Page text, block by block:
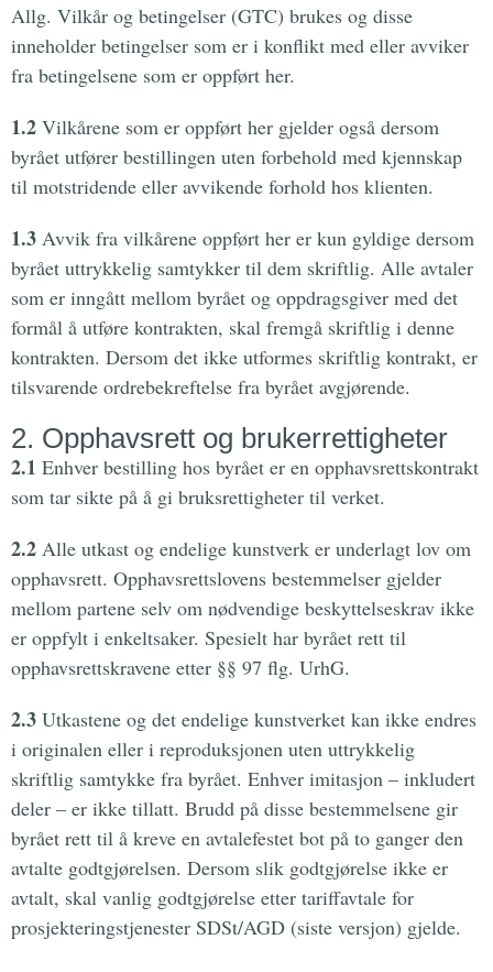
Allg. Vilkår og betingelser (GTC) brukes og disse
inneholder betingelser som er i konflikt med eller avviker
fra betingelsene som er oppført her.
1.2 Vilkårene som er oppført her gjelder også dersom
byrået utfører bestillingen uten forbehold med kjennskap
til motstridende eller avvikende forhold hos klienten.
1.3 Avvik fra vilkårene oppført her er kun gyldige dersom
byrået uttrykkelig samtykker til dem skriftlig. Alle avtaler
som er inngått mellom byrået og oppdragsgiver med det
formål å utføre kontrakten, skal fremgå skriftlig i denne
kontrakten. Dersom det ikke utformes skriftlig kontrakt, er
tilsvarende ordrebekreftelse fra byrået avgjørende.
2. Opphavsrett og brukerrettigheter
2.1 Enhver bestilling hos byrået er en opphavsrettskontrakt
som tar sikte på å gi bruksrettigheter til verket.
2.2 Alle utkast og endelige kunstverk er underlagt lov om
opphavsrett. Opphavsrettslovens bestemmelser gjelder
mellom partene selv om nødvendige beskyttelseskrav ikke
er oppfylt i enkeltsaker. Spesielt har byrået rett til
opphavsrettskravene etter §§ 97 flg. UrhG.
2.3 Utkastene og det endelige kunstverket kan ikke endres
i originalen eller i reproduksjonen uten uttrykkelig
skriftlig samtykke fra byrået. Enhver imitasjon – inkludert
deler – er ikke tillatt. Brudd på disse bestemmelsene gir
byrået rett til å kreve en avtalefestet bot på to ganger den
avtalte godtgjørelsen. Dersom slik godtgjørelse ikke er
avtalt, skal vanlig godtgjørelse etter tariffavtale for
prosjekteringstjenester SDSt/AGD (siste versjon) gjelde.